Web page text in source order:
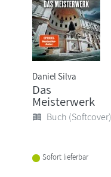
Daniel Silva
Das
Meisterwerk
Buch (Softcover)
Sofort lieferbar